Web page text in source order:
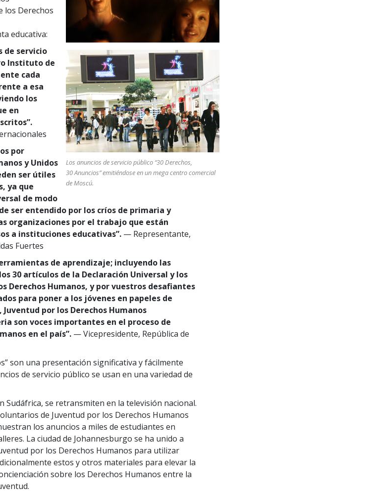
Los anuncios de servicio público “30 Derechos,
30 Anuncios” emitiéndose en un mega centro comercial
de Moscú.
los Derechos
educativa:
de servicio
Instituto de
cada
a esa
los
en
por
y Unidos
ser útiles
ya que
de modo
ser entendido por los críos de primaria y
organizaciones por el trabajo que están
a instituciones educativas”. — Representante,
Fuertes
de aprendizaje; incluyendo las
30 artículos de la Declaración Universal y los
Derechos Humanos, y por vuestros desafiantes
para poner a los jóvenes en papeles de
por los Derechos Humanos
son voces importantes en el proceso de
en el país”. — Vicepresidente, República de
son una presentación significativa y fácilmente
de servicio público se usan en una variedad de
Sudáfrica, se retransmiten en la televisión nacional.
de Juventud por los Derechos Humanos
los anuncios a miles de estudiantes en
La ciudad de Johannesburgo se ha unido a
por los Derechos Humanos para utilizar
estos y otros materiales para elevar la
sobre los Derechos Humanos entre la